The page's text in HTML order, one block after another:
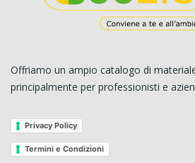
Offriamo un ampio catalogo di
principalmente per professionisti e
Privacy Policy
Termini e Condizioni